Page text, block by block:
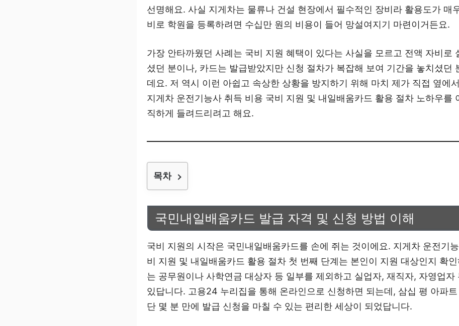
선명해요. 사실 지게차는 물류나 건설 현장에서 필수적인 장비라 활용도가 매
비로 학원을 등록하려면 수십만 원의 비용이 들어 망설여지기 마련이거든요.
가장 안타까웠던 사례는 국비 지원 혜택이 있다는 사실을 모르고 전액 자비로
셨던 분이나, 카드는 발급받았지만 신청 절차가 복잡해 보여 기간을 놓치셨던
데요. 저 역시 이런 아쉽고 속상한 상황을 방지하기 위해 마치 제가 직접 옆에
지게차 운전기능사 취득 비용 국비 지원 및 내일배움카드 활용 절차 노하우를
직하게 들려드리려고 해요.
목차
국민내일배움카드 발급 자격 및 신청 방법 이해
국비 지원의 시작은 국민내일배움카드를 손에 쥐는 것이에요. 지게차 운전기
비 지원 및 내일배움카드 활용 절차 첫 번째 단계는 본인이 지원 대상인지 확
는 공무원이나 사학연금 대상자 등 일부를 제외하고 실업자, 재직자, 자영업자
있답니다. 고용24 누리집을 통해 온라인으로 신청하면 되는데, 삼십 평 아파
단 몇 분 만에 발급 신청을 마칠 수 있는 편리한 세상이 되었답니다.